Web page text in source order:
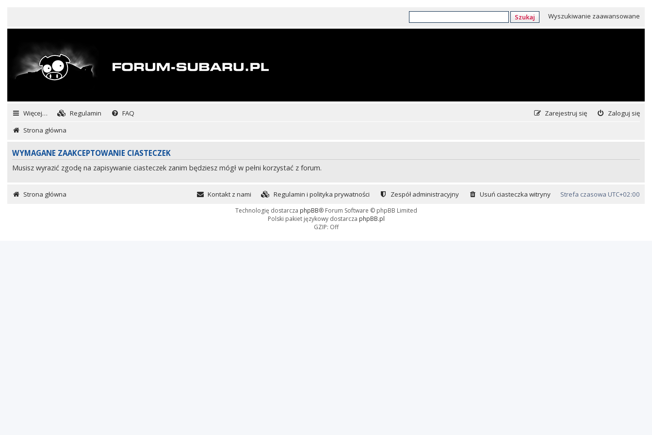
Szukaj Wyszukiwanie zaawansowane
Więcej… Regulamin FAQ Zaloguj się
Zarejestruj się
Strona główna
WYMAGANE ZAAKCEPTOWANIE CIASTECZEK
Musisz wyrazić zgodę na zapisywanie ciasteczek zanim będziesz mógł w pełni korzystać z forum.
Strona główna Strefa czasowa UTC+02:00
Usuń ciasteczka witryny
Zespół administracyjny
Regulamin i polityka prywatności
Kontakt z nami
Technologię dostarcza phpBB® Forum Software © phpBB Limited
Polski pakiet językowy dostarcza phpBB.pl
GZIP: Off